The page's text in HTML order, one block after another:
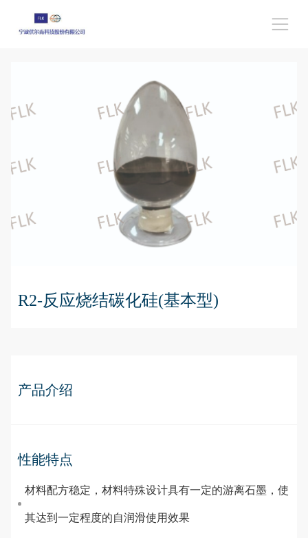
R2-反应烧结碳化硅(基本型)
产品介绍
性能特点
材料配方稳定，材料特殊设计具有一定的游离石墨，使
其达到一定程度的自润滑使用效果